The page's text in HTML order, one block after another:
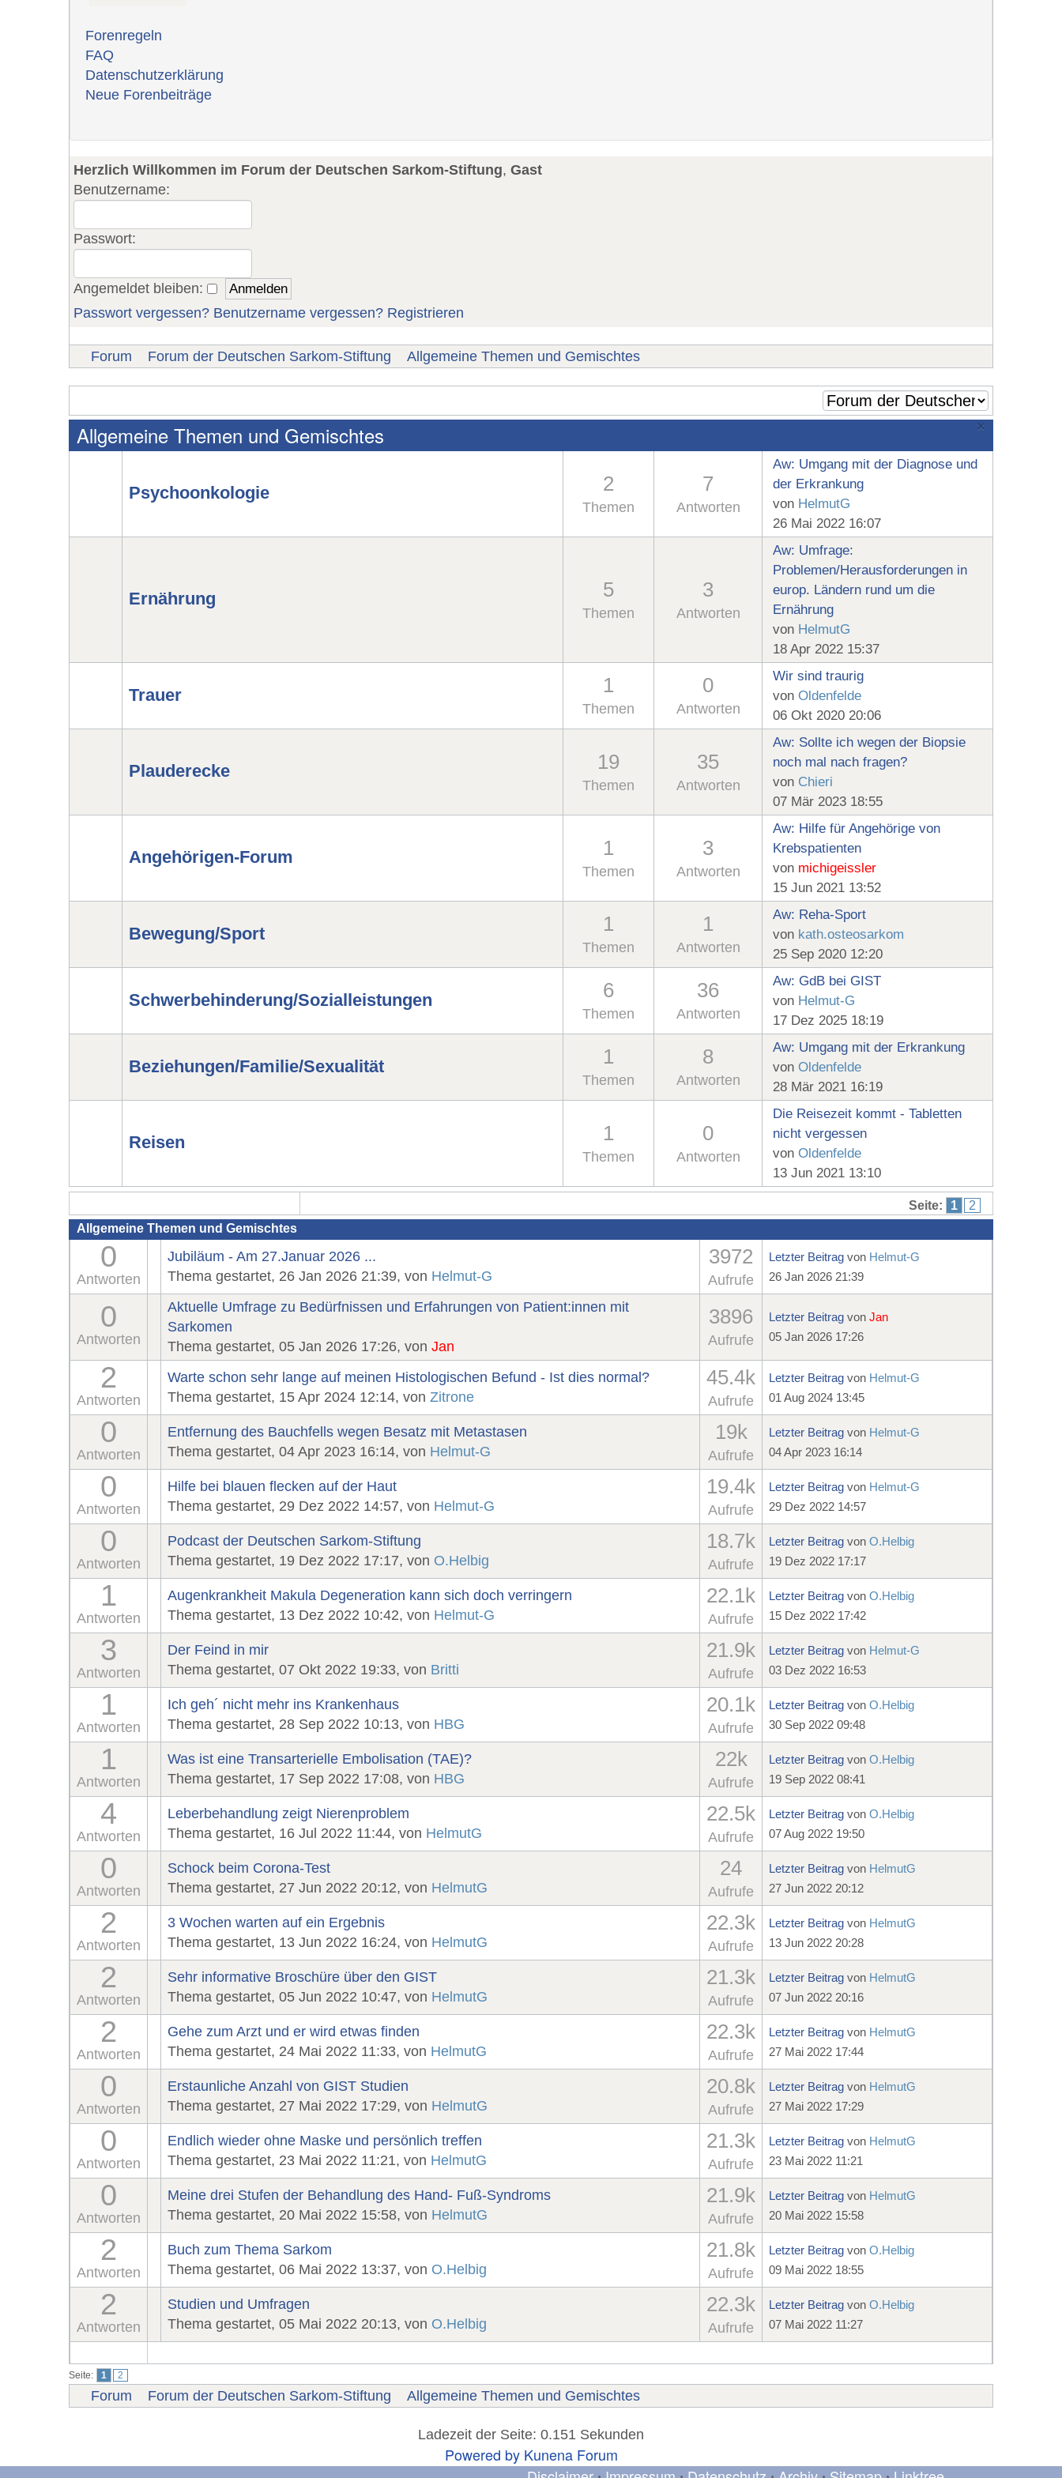
Forenregeln
FAQ
Datenschutzerklärung
Neue Forenbeiträge
Herzlich Willkommen im Forum der Deutschen Sarkom-Stiftung, Gast
Benutzername:
Passwort:
Angemeldet bleiben:
Passwort vergessen? Benutzername vergessen? Registrieren
Forum Forum der Deutschen Sarkom-Stiftung Allgemeine Themen und Gemischtes
×
Allgemeine Themen und Gemischtes
Psychoonkologie 2
Themen
7
Antworten
Aw: Umgang mit der Diagnose und
der Erkrankung
von HelmutG
26 Mai 2022 16:07
Ernährung 5
Themen
3
Antworten
Aw: Umfrage:
Problemen/Herausforderungen in
europ. Ländern rund um die
Ernährung
von HelmutG
18 Apr 2022 15:37
Trauer 1
Themen
0
Antworten
Wir sind traurig
von Oldenfelde
06 Okt 2020 20:06
Plauderecke 19
Themen
35
Antworten
Aw: Sollte ich wegen der Biopsie
noch mal nach fragen?
von Chieri
07 Mär 2023 18:55
Angehörigen-Forum 1
Themen
3
Antworten
Aw: Hilfe für Angehörige von
Krebspatienten
von michigeissler
15 Jun 2021 13:52
Bewegung/Sport 1
Themen
1
Antworten
Aw: Reha-Sport
von kath.osteosarkom
25 Sep 2020 12:20
Schwerbehinderung/Sozialleistungen 6
Themen
36
Antworten
Aw: GdB bei GIST
von Helmut-G
17 Dez 2025 18:19
Beziehungen/Familie/Sexualität 1
Themen
8
Antworten
Aw: Umgang mit der Erkrankung
von Oldenfelde
28 Mär 2021 16:19
Reisen 1
Themen
0
Antworten
Die Reisezeit kommt - Tabletten
nicht vergessen
von Oldenfelde
13 Jun 2021 13:10
Seite: 1
2
Allgemeine Themen und Gemischtes
0
Antworten
Jubiläum - Am 27.Januar 2026 ...
Thema gestartet, 26 Jan 2026 21:39, von Helmut-G
3972
Aufrufe
Letzter Beitrag von Helmut-G
26 Jan 2026 21:39
0
Antworten
Aktuelle Umfrage zu Bedürfnissen und Erfahrungen von Patient:innen mit
Sarkomen
Thema gestartet, 05 Jan 2026 17:26, von Jan
3896
Aufrufe
Letzter Beitrag von Jan
05 Jan 2026 17:26
2
Antworten
Warte schon sehr lange auf meinen Histologischen Befund - Ist dies normal?
Thema gestartet, 15 Apr 2024 12:14, von Zitrone
45.4k
Aufrufe
Letzter Beitrag von Helmut-G
01 Aug 2024 13:45
0
Antworten
Entfernung des Bauchfells wegen Besatz mit Metastasen
Thema gestartet, 04 Apr 2023 16:14, von Helmut-G
19k
Aufrufe
Letzter Beitrag von Helmut-G
04 Apr 2023 16:14
0
Antworten
Hilfe bei blauen flecken auf der Haut
Thema gestartet, 29 Dez 2022 14:57, von Helmut-G
19.4k
Aufrufe
Letzter Beitrag von Helmut-G
29 Dez 2022 14:57
0
Antworten
Podcast der Deutschen Sarkom-Stiftung
Thema gestartet, 19 Dez 2022 17:17, von O.Helbig
18.7k
Aufrufe
Letzter Beitrag von O.Helbig
19 Dez 2022 17:17
1
Antworten
Augenkrankheit Makula Degeneration kann sich doch verringern
Thema gestartet, 13 Dez 2022 10:42, von Helmut-G
22.1k
Aufrufe
Letzter Beitrag von O.Helbig
15 Dez 2022 17:42
3
Antworten
Der Feind in mir
Thema gestartet, 07 Okt 2022 19:33, von Britti
21.9k
Aufrufe
Letzter Beitrag von Helmut-G
03 Dez 2022 16:53
1
Antworten
Ich geh´ nicht mehr ins Krankenhaus
Thema gestartet, 28 Sep 2022 10:13, von HBG
20.1k
Aufrufe
Letzter Beitrag von O.Helbig
30 Sep 2022 09:48
1
Antworten
Was ist eine Transarterielle Embolisation (TAE)?
Thema gestartet, 17 Sep 2022 17:08, von HBG
22k
Aufrufe
Letzter Beitrag von O.Helbig
19 Sep 2022 08:41
4
Antworten
Leberbehandlung zeigt Nierenproblem
Thema gestartet, 16 Jul 2022 11:44, von HelmutG
22.5k
Aufrufe
Letzter Beitrag von O.Helbig
07 Aug 2022 19:50
0
Antworten
Schock beim Corona-Test
Thema gestartet, 27 Jun 2022 20:12, von HelmutG
24
Aufrufe
Letzter Beitrag von HelmutG
27 Jun 2022 20:12
2
Antworten
3 Wochen warten auf ein Ergebnis
Thema gestartet, 13 Jun 2022 16:24, von HelmutG
22.3k
Aufrufe
Letzter Beitrag von HelmutG
13 Jun 2022 20:28
2
Antworten
Sehr informative Broschüre über den GIST
Thema gestartet, 05 Jun 2022 10:47, von HelmutG
21.3k
Aufrufe
Letzter Beitrag von HelmutG
07 Jun 2022 20:16
2
Antworten
Gehe zum Arzt und er wird etwas finden
Thema gestartet, 24 Mai 2022 11:33, von HelmutG
22.3k
Aufrufe
Letzter Beitrag von HelmutG
27 Mai 2022 17:44
0
Antworten
Erstaunliche Anzahl von GIST Studien
Thema gestartet, 27 Mai 2022 17:29, von HelmutG
20.8k
Aufrufe
Letzter Beitrag von HelmutG
27 Mai 2022 17:29
0
Antworten
Endlich wieder ohne Maske und persönlich treffen
Thema gestartet, 23 Mai 2022 11:21, von HelmutG
21.3k
Aufrufe
Letzter Beitrag von HelmutG
23 Mai 2022 11:21
0
Antworten
Meine drei Stufen der Behandlung des Hand- Fuß-Syndroms
Thema gestartet, 20 Mai 2022 15:58, von HelmutG
21.9k
Aufrufe
Letzter Beitrag von HelmutG
20 Mai 2022 15:58
2
Antworten
Buch zum Thema Sarkom
Thema gestartet, 06 Mai 2022 13:37, von O.Helbig
21.8k
Aufrufe
Letzter Beitrag von O.Helbig
09 Mai 2022 18:55
2
Antworten
Studien und Umfragen
Thema gestartet, 05 Mai 2022 20:13, von O.Helbig
22.3k
Aufrufe
Letzter Beitrag von O.Helbig
07 Mai 2022 11:27
Seite: 1 2
Forum Forum der Deutschen Sarkom-Stiftung Allgemeine Themen und Gemischtes
Ladezeit der Seite: 0.151 Sekunden
Powered by Kunena Forum